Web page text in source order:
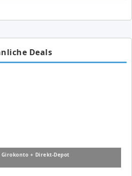
Deals
+ Direkt-Depot